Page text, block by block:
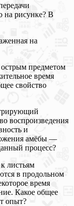
на рисунке? В
на
острым предметом
время
свойство
воспроизведения
и
амёбы —
процесс?
листьям
в продольном
время
Какое общее
опыт?